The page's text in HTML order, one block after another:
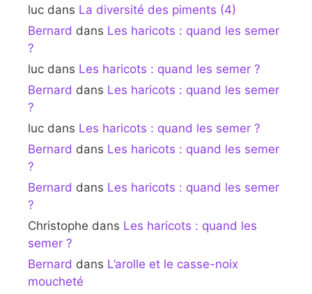
luc dans La diversité des piments (4)
Bernard dans Les haricots : quand les semer
?
luc dans Les haricots : quand les semer ?
Bernard dans Les haricots : quand les semer
?
luc dans Les haricots : quand les semer ?
Bernard dans Les haricots : quand les semer
?
Bernard dans Les haricots : quand les semer
?
Christophe dans Les haricots : quand les
semer ?
Bernard dans L’arolle et le casse-noix
moucheté